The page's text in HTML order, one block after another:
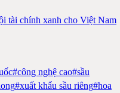
tài chính xanh cho Việt Nam
#công nghệ cao#sầu
#xuất khẩu sầu riêng#hoa